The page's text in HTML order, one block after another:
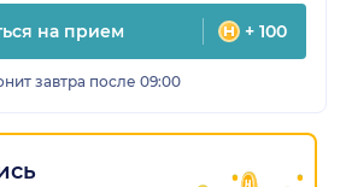
на прием + 100
завтра после 09:00